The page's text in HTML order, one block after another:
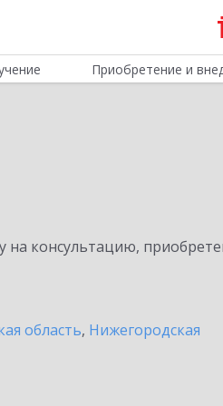
Приобретение и
на консультацию,
область, Нижегородская